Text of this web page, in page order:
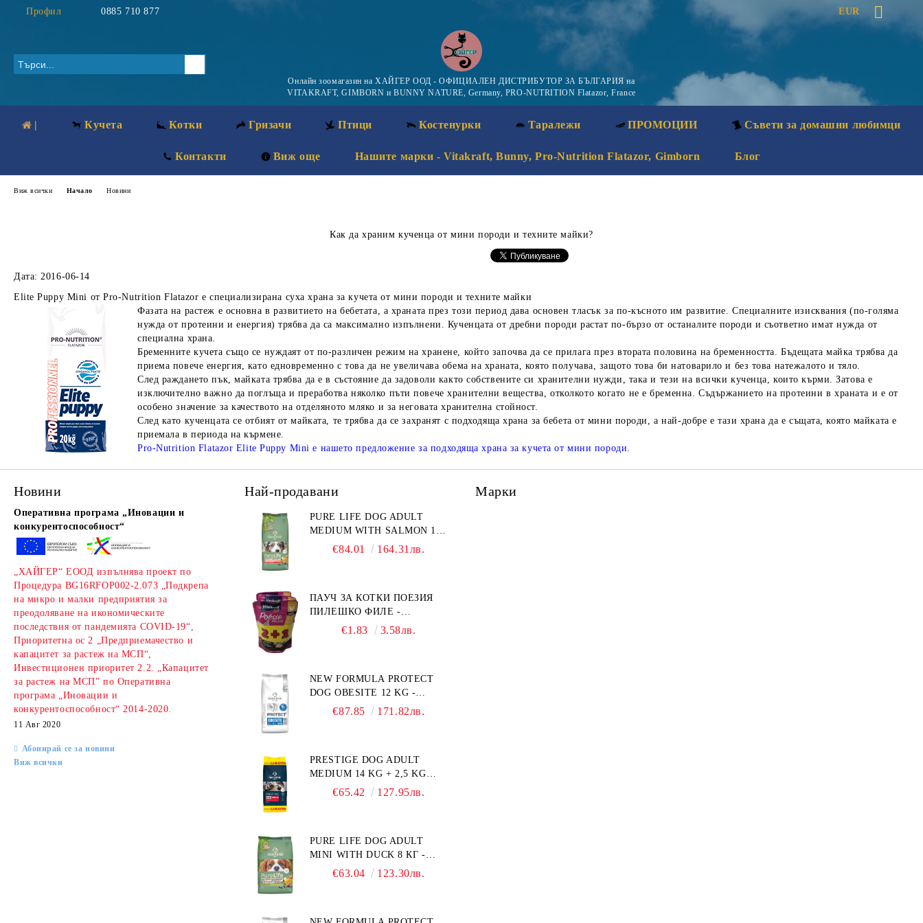
Профил 0885 710 877 EUR
Онлайн зоомагазин на ХАЙГЕР ООД - ОФИЦИАЛЕН ДИСТРИБУТОР ЗА БЪЛГАРИЯ на
VITAKRAFT, GIMBORN и BUNNY NATURE, Germany, PRO-NUTRITION Flatazor, France
| Кучета Котки Гризачи Птици Костенурки Таралежи ПРОМОЦИИ Съвети за домашни любимци
Контакти Виж още Нашите марки - Vitakraft, Bunny, Pro-Nutrition Flatazor, Gimborn Блог
Виж всички Начало Новини
Как да храним кученца от мини породи и техните майки?
Дата: 2016-06-14
Elite Puppy Mini от Pro-Nutrition Flatazor е специализирана суха храна за кучета от мини породи и техните майки
Фазата на растеж е основна в развитието на бебетата, а храната през този период дава основен тласък за по-късното им развитие. Специалните изисквания (по-голяма
нужда от протеини и енергия) трябва да са максимално изпълнени. Кученцата от дребни породи растат по-бързо от останалите породи и съответно имат нужда от
специална храна.
Бременните кучета също се нуждаят от по-различен режим на хранене, който започва да се прилага през втората половина на бременността. Бъдещата майка трябва да
приема повече енергия, като едновременно с това да не увеличава обема на храната, която получава, защото това би натоварило и без това натежалото и тяло.
След раждането пък, майката трябва да е в състояние да задоволи както собствените си хранителни нужди, така и тези на всички кученца, които кърми. Затова е
изключително важно да поглъща и преработва няколко пъти повече хранителни вещества, отколкото когато не е бременна. Съдържанието на протеини в храната и е от
особено значение за качеството на отделяното мляко и за неговата хранителна стойност.
След като кученцата се отбият от майката, те трябва да се захранят с подходяща храна за бебета от мини породи, а най-добре е тази храна да е същата, която майката е
приемала в периода на кърмене.
Pro-Nutrition Flatazor Elite Puppy Mini е нашето предложение за подходяща храна за кучета от мини породи.
Новини
Оперативна програма „Иновации и
конкурентоспособност“
„ХАЙГЕР“ ЕООД изпълнява проект по
Процедура BG16RFOP002-2.073 „Подкрепа
на микро и малки предприятия за
преодоляване на икономическите
последствия от пандемията COVID-19“,
Приоритетна ос 2 „Предприемачество и
капацитет за растеж на МСП“,
Инвестиционен приоритет 2.2. „Капацитет
за растеж на МСП” по Оперативна
програма „Иновации и
конкурентоспособност“ 2014-2020.
11 Авг 2020
Абонирай се за новини
Виж всички
Най-продавани
PURE LIFE DOG ADULT
MEDIUM WITH SALMON 12
КГ - ПЪЛНОЦЕННА ХРАНА
ОТ 10 – 25 КГ, СЪС СЬОМГА.
БЕЗ ЗЪРНО, БЕЗ ГЛУТЕН.
ПРОИЗВЕДЕНА ВЪВ
€84.01 164.31лв.
ПАУЧ ЗА КОТКИ ПОЕЗИЯ
ПИЛЕШКО ФИЛЕ -
ПРОМОКОМПЛЕКТ 3 БР.
€1.83 3.58лв.
NEW FORMULA PROTECT
DOG OBESITE 12 KG -
ПЪЛНОЦЕННА ДИЕТИЧНА
ПОТРЕБНОСТИ:
"НАМАЛЯВАНЕ НА
НАДНОРМЕНО ТЕГЛО".
€87.85 171.82лв.
PRESTIGE DOG ADULT
MEDIUM 14 KG + 2,5 KG
ГРАТИС - ПЪЛНОЦЕННА
ВЪВ ФРАНЦИЯ.
€65.42 127.95лв.
PURE LIFE DOG ADULT
MINI WITH DUCK 8 КГ -
ПЪЛНОЦЕННА ХРАНА ЗА
€63.04 123.30лв.
Марки